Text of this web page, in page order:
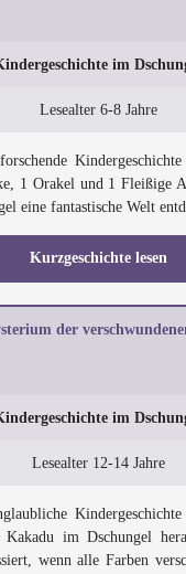
im
Lesealter 6-8 Jahre
1 Orakel und 1 Fleißige
eine fantastische Welt
Kurzgeschichte lesen
der
im
Lesealter 12-14 Jahre
Kakadu im Dschungel
wenn alle Farben